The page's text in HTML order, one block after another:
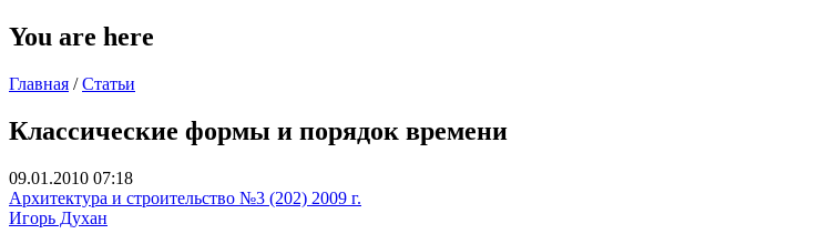
You are here
Главная / Статьи
Классические формы и порядок времени
09.01.2010 07:18
Архитектура и строительство №3 (202) 2009 г.
Игорь Духан